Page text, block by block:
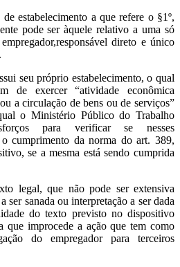
estabelecimento a que refere o §1º,
pode ser àquele relativo a uma só
direto e único
seu próprio estabelecimento, o qual
de exercer “atividade econômica
a circulação de bens ou de serviços”
o Ministério Público do Trabalho
para verificar se nesses
cumprimento da norma do art. 389,
se a mesma está sendo cumprida
legal, que não pode ser extensiva
ser sanada ou interpretação a ser dada
do texto previsto no dispositivo
que improcede a ação que tem como
do empregador para terceiros